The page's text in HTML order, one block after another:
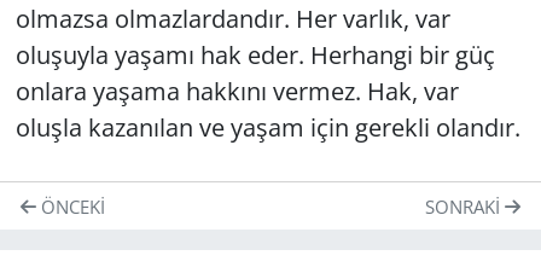
olmazsa olmazlardandır. Her varlık, var
oluşuyla yaşamı hak eder. Herhangi bir güç
onlara yaşama hakkını vermez. Hak, var
oluşla kazanılan ve yaşam için gerekli olandır.
ÖNCEKI SONRAKI